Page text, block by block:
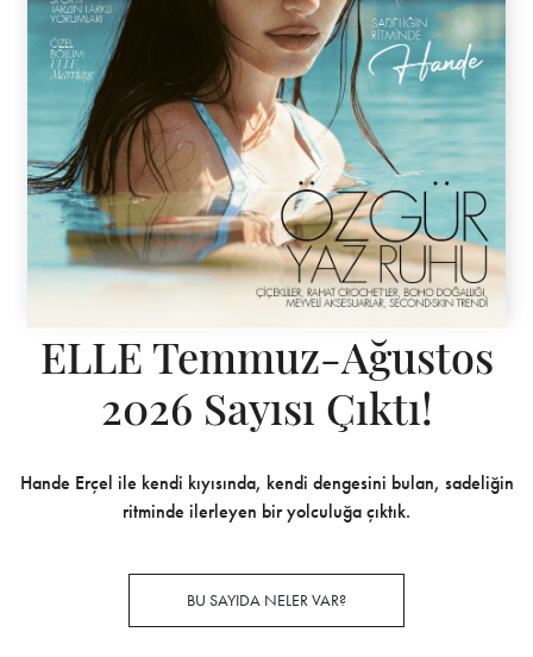
ELLE Temmuz-Ağustos
2026 Sayısı Çıktı!
Hande Erçel ile kendi kıyısında, kendi dengesini bulan, sadeliğin
ritminde ilerleyen bir yolculuğa çıktık.
BU SAYIDA NELER VAR?